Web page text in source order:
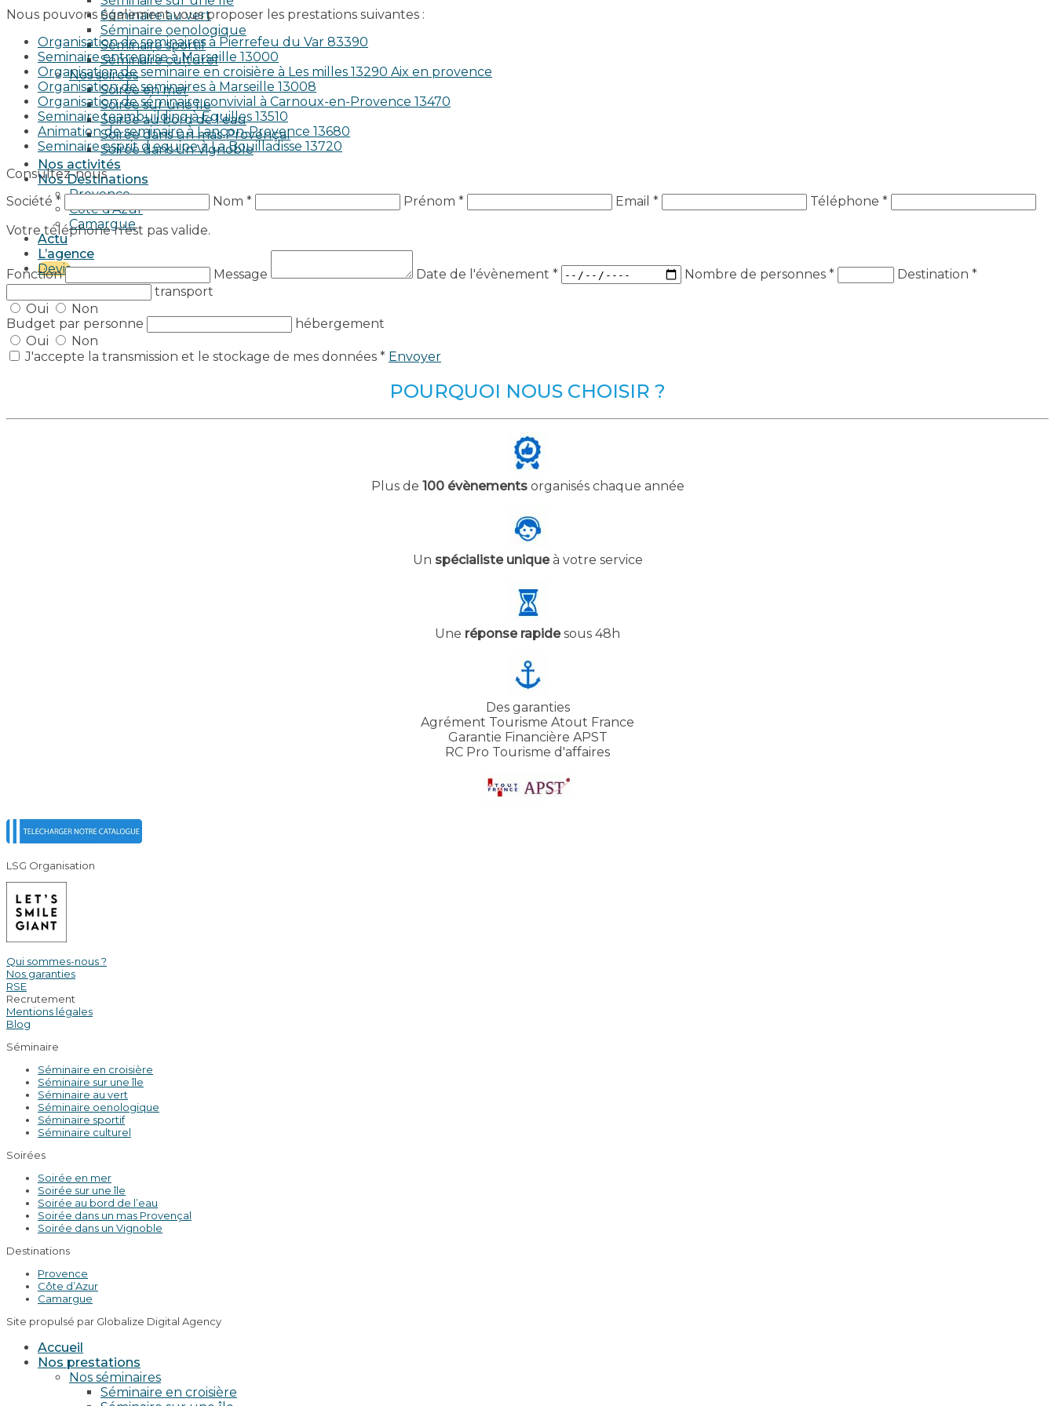
Séminaire au vert
Séminaire oenologique
Séminaire sportif
Séminaire culturel
Nos soirées
Soirée en mer
Soirée sur une île
Soirée au bord de l’eau
Soirée dans un mas Provençal
Soirée dans un Vignoble
Nos activités
Nos Destinations
Provence
Côte d’Azur
Camargue
Actu
L’agence
Devis
Nous pouvons également vous proposer les prestations suivantes :
Organisation de seminaires à Pierrefeu du Var 83390
Seminaire entreprise à Marseille 13000
Organisation de seminaire en croisière à Les milles 13290 Aix en provence​
Organisation de seminaires à Marseille 13008
Organisation de séminaire convivial à Carnoux-en-Provence 13470
Seminaire teambuilding à Eguilles 13510
Animation de seminaire à Lançon-Provence 13680
Seminaire esprit d equipe à La Bouilladisse 13720
Consultez-nous
Société *
Nom * Prénom * Email *
Téléphone *
Votre téléphone n’est pas valide.
Fonction Message Date de l'évènement * Nombre de personnes * Destination *
transport
Oui
Non
Budget par personne
hébergement
Oui
Non
J'accepte la transmission et le stockage de mes données * Envoyer
POURQUOI NOUS CHOISIR ?
Plus de 100 évènementsorganisés chaque année
Un spécialiste uniqueà votre service
Une réponse rapidesous 48h
Des garanties
Agrément Tourisme Atout France
Garantie Financière APST
RC Pro Tourisme d'affaires
LSG Organisation
Qui sommes-nous ?
Nos garanties
RSE
Recrutement
Mentions légales
Blog
Séminaire
Séminaire en croisière
Séminaire sur une île
Séminaire au vert
Séminaire oenologique
Séminaire sportif
Séminaire culturel
Soirées
Soirée en mer
Soirée sur une île
Soirée au bord de l’eau
Soirée dans un mas Provençal
Soirée dans un Vignoble
Destinations
Provence
Côte d’Azur
Camargue
Site propulsé par Globalize Digital Agency
Accueil
Nos prestations
Nos séminaires
Séminaire en croisière